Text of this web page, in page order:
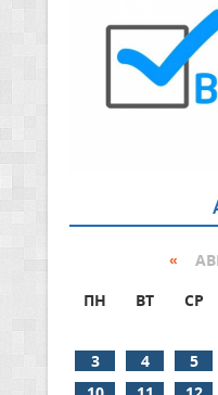
«
ПН
ВТ СР
3
4 5